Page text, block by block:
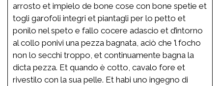
arrosto et impielo de bone cose con bone spetie et
togli garofoli integri et piantagli per lo petto et
ponilo nel speto e fallo cocere adascio et d’intorno
al collo ponivi una pezza bagnata, aciò che ’l focho
non lo secchi troppo, et continuamente bagna la
dicta pezza. Et quando è cotto, cavalo fore et
rivestilo con la sua pelle. Et habi uno ingegno di